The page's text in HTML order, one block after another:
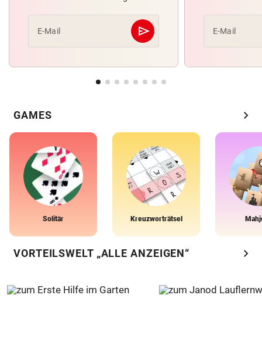
E-Mail send
Abschicken E-Mail
GAMES chevron_right
Solitär Kreuzworträtsel
VORTEILSWELT „ALLE ANZEIGEN“ chevron_right